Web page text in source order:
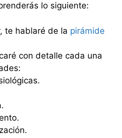
lo siguiente:
te hablaré de la pirámide
con detalle cada una